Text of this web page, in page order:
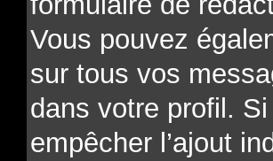
Vous pouvez
sur tous vos
dans votre profil.
empêcher l’ajout